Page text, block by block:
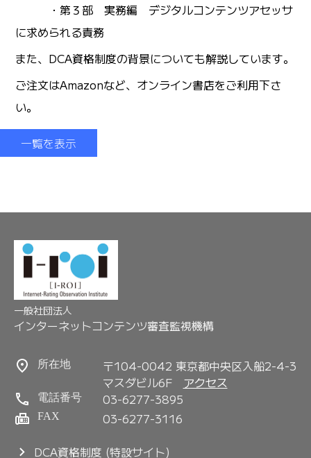
・第３部 実務編 デジタルコンテンツアセッサ
に求められる責務
また、DCA資格制度の背景についても解説しています。
ご注文はAmazonなど、オンライン書店をご利用下さ
い。
一覧を表示
一般社団法人
インターネットコンテンツ審査監視機構
所在地
〒104-0042 東京都中央区入船2-4-3
マスダビル6F アクセス
電話番号 03-6277-3895
FAX
03-6277-3116
DCA資格制度 (特設サイト)